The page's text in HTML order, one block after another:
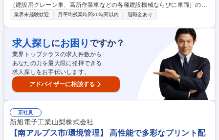
（建設用クレーン車、高所作業車などの各種建設機械ならびに車両）の修
理・調整対応などメンテナンス業務全般。自社工場における定期点検や保
を事前に予防する方法の確立や、納車時の顧客への使用方法説明などビフ
ォアーサービス、ユーザー支援にも携わります。 ◎加えて、お客様からの
要望や使い勝手、自身で感じた改善点などをメーカー側に伝え、次の製品
開発に活かす情報を届ける役割もあります。 ◎メーカー主催の技術講習や
公的資格取得に向けた外部セミナーへの参加など、社員のスキルアップを
積極的に応援しています。 募集職種 《佐倉市勤務/建設機械の整備士》★
平均残業時間10h/月程度 ★未経験者歓迎
業界未経験歓迎 月平均残業時間20時間以内 退職金あり
求人探しにお困り ですか？
業界トップクラスの求人件数から
あなたの力を最大限に発揮できる
求人探しをお手伝いします。
アドバイザーに相談する
正社員
新旭電子工業山梨株式会社
【南アルプス市/環境管理】 高性能で多彩なプリント配